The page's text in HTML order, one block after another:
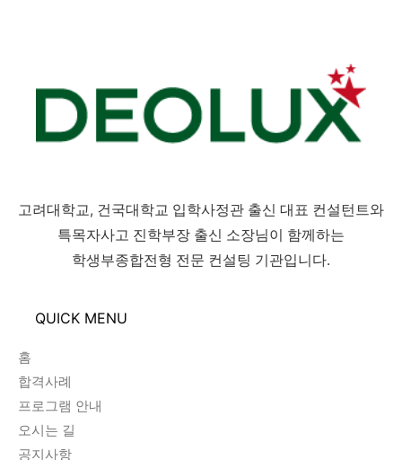
고려대학교, 건국대학교 입학사정관 출신 대표 컨설턴트와
특목자사고 진학부장 출신 소장님이 함께하는
학생부종합전형 전문 컨설팅 기관입니다.
QUICK MENU
홈
합격사례
프로그램 안내
오시는 길
공지사항